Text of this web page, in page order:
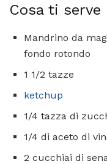
Cosa ti serve
Mandrino da
fondo rotondo
1 1/2 tazze
ketchup
1/4 tazza di
1/4 di aceto di
2 cucchiai di